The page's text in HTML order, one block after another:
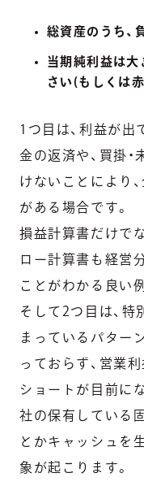
総資産のうち、
当期純利益は大
さい(もしくは
1つ目は、利益が出
金の返済や、買掛
けないことにより
がある場合です。
損益計算書だけで
ロー計算書も経営
ことがわかる良い
そして2つ目は、特
まっているパター
っておらず、営業
ショートが目前に
社の保有している
とかキャッシュを
象が起こります。